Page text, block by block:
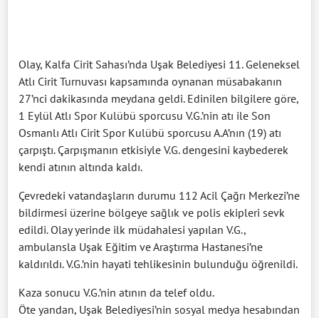
Olay, Kalfa Cirit Sahası’nda Uşak Belediyesi 11. Geleneksel
Atlı Cirit Turnuvası kapsamında oynanan müsabakanın
27’nci dakikasında meydana geldi. Edinilen bilgilere göre,
1 Eylül Atlı Spor Kulübü sporcusu V.G.’nin atı ile Son
Osmanlı Atlı Cirit Spor Kulübü sporcusu A.A’nın (19) atı
çarpıştı. Çarpışmanın etkisiyle V.G. dengesini kaybederek
kendi atının altında kaldı.
Çevredeki vatandaşların durumu 112 Acil Çağrı Merkezi’ne
bildirmesi üzerine bölgeye sağlık ve polis ekipleri sevk
edildi. Olay yerinde ilk müdahalesi yapılan V.G.,
ambulansla Uşak Eğitim ve Araştırma Hastanesi’ne
kaldırıldı. V.G.’nin hayati tehlikesinin bulunduğu öğrenildi.
Kaza sonucu V.G.’nin atının da telef oldu.
Öte yandan, Uşak Belediyesi’nin sosyal medya hesabından